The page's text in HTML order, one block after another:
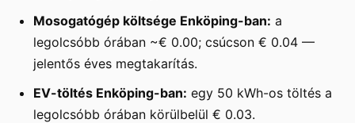
Mosogatógép költsége Enköping-ban: a
legolcsóbb órában ~€ 0.00; csúcson € 0.04 —
jelentős éves megtakarítás.
EV-töltés Enköping-ban: egy 50 kWh-os töltés a
legolcsóbb órában körülbelül € 0.03.